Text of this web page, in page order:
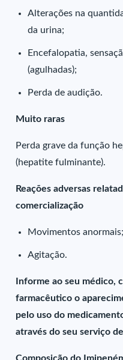
Alterações na
da urina;
Encefalopatia,
(agulhadas);
Perda de audição.
Muito raras
Perda grave da função
(hepatite fulminante).
Reações adversas
comercialização
Movimentos anormais;
Agitação.
Informe ao seu médico,
farmacêutico o
pelo uso do
através do seu serviço